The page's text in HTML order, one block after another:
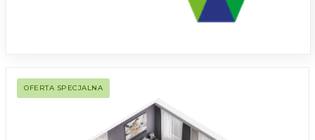
OFERTA SPECJALNA